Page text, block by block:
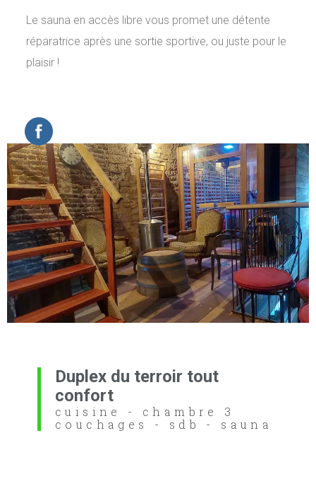
Le sauna en accès libre vous promet une détente
réparatrice après une sortie sportive, ou juste pour le
plaisir !
Duplex du terroir tout
confort
cuisine - chambre 3
couchages - sdb - sauna